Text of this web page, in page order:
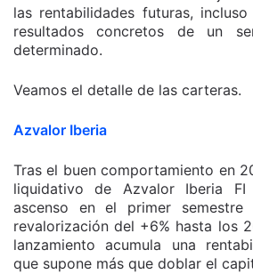
las rentabilidades futuras,
resultados concretos de un
determinado.
Veamos el detalle de las carteras.
Azvalor Iberia
Tras el buen comportamiento en
liquidativo de Azvalor Iberia
ascenso en el primer
revalorización del +6% hasta los
lanzamiento acumula una
que supone más que doblar el